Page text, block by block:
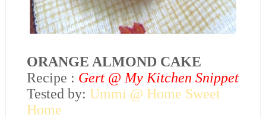
ORANGE ALMOND CAKE
Recipe : Gert @ My Kitchen Snippet
Tested by: Ummi @ Home Sweet
Home